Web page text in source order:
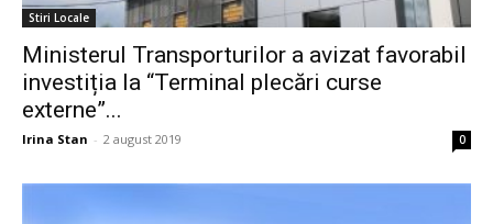
Stiri Locale
Ministerul Transporturilor a avizat favorabil
investiția la “Terminal plecări curse
externe”...
Irina Stan - 2 august 2019 0